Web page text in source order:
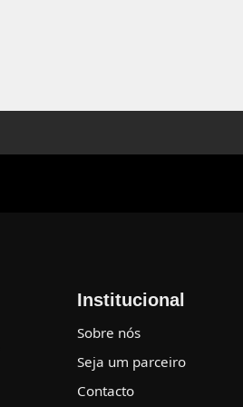
Institucional
Sobre nós
Seja um parceiro
Contacto